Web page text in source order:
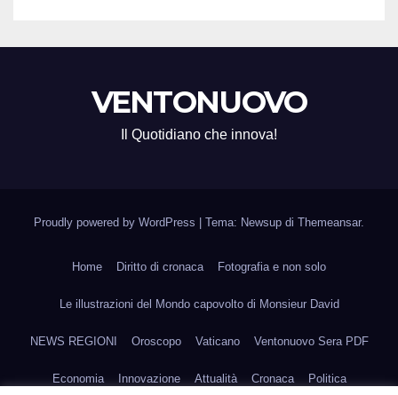
VENTONUOVO
Il Quotidiano che innova!
Proudly powered by WordPress Tema: Newsup di Themeansar.
Home Diritto di cronaca Fotografia e non solo
Le illustrazioni del Mondo capovolto di Monsieur David
NEWS REGIONI Oroscopo Vaticano Ventonuovo Sera PDF
Economia Innovazione Attualità Cronaca Politica